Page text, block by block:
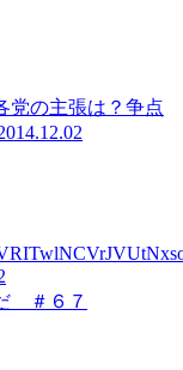
の主張は？争点
＃６７